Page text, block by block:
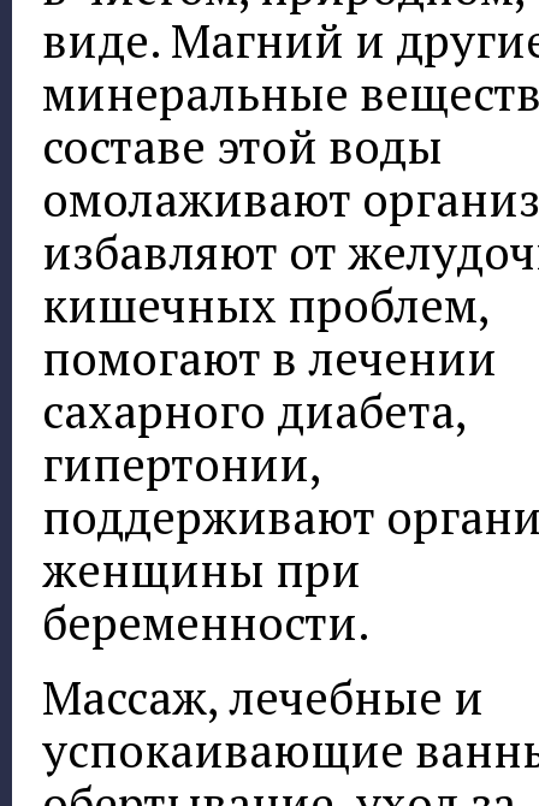
виде. Магний и
минеральные
составе этой воды
омолаживают
избавляют от
кишечных проблем,
помогают в лечении
сахарного диабета,
гипертонии,
поддерживают
женщины при
беременности.
Массаж, лечебные и
успокаивающие